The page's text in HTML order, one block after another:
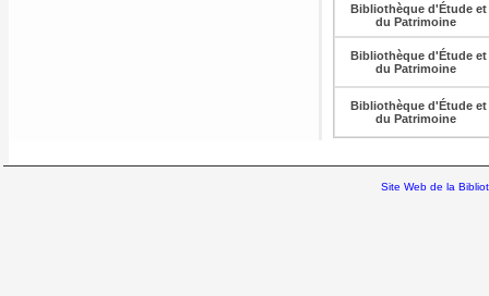
Bibliothèque d'Étude et
du Patrimoine
Bibliothèque d'Étude et
du Patrimoine
Bibliothèque d'Étude et
du Patrimoine
Site Web de la